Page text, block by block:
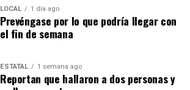
LOCAL 1 día ago
Prevéngase por lo que podría llegar con
el fin de semana
ESTATAL 1 semana ago
Reportan que hallaron a dos personas y